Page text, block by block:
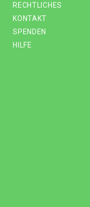
RECHTLICHES
KONTAKT
SPENDEN
HILFE